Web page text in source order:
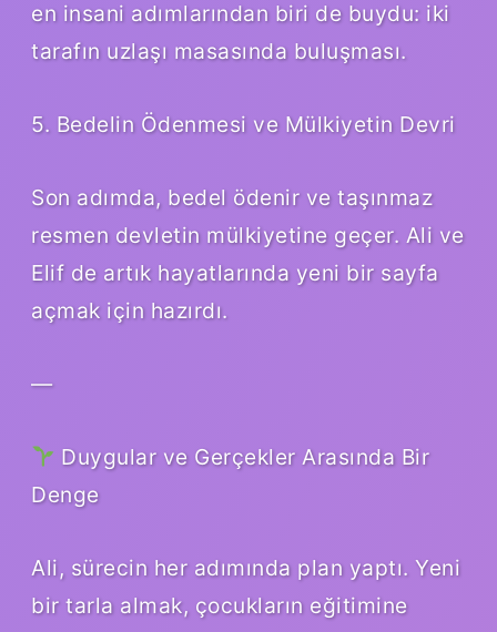
en insani adımlarından biri de buydu: iki
tarafın uzlaşı masasında buluşması.
5. Bedelin Ödenmesi ve Mülkiyetin Devri
Son adımda, bedel ödenir ve taşınmaz
resmen devletin mülkiyetine geçer. Ali ve
Elif de artık hayatlarında yeni bir sayfa
açmak için hazırdı.
—
Duygular ve Gerçekler Arasında Bir
Denge
Ali, sürecin her adımında plan yaptı. Yeni
bir tarla almak, çocukların eğitimine